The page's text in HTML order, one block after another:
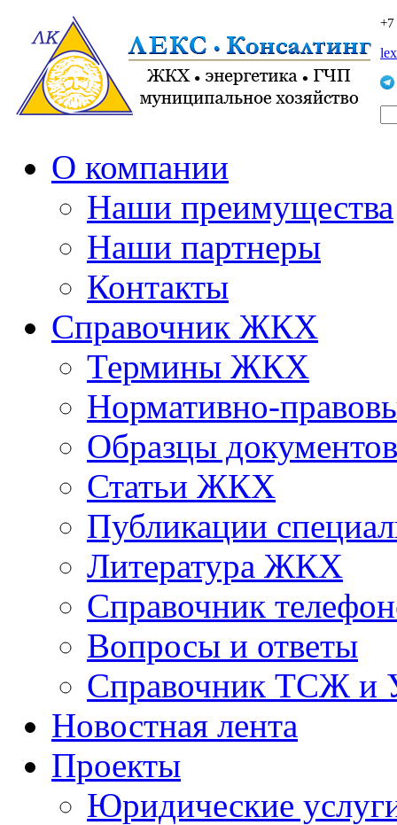
О компании
Наши преимущества
Наши партнеры
Контакты
Справочник ЖКХ
Термины ЖКХ
Нормативно-
Образцы документов
Статьи ЖКХ
Публикации
Литература ЖКХ
Справочник
Вопросы и ответы
Справочник ТСЖ и
Новостная лента
Проекты
Юридические